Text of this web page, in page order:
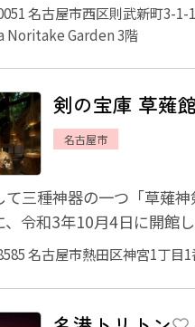
入したプラネタリウムドー
名古屋市西区則武新町3-1-
Noritake Garden 3階
剣の宝庫 草薙
名古屋市
て三種神器の一つ「草薙
、令和3年10月4日に開館
熱田神宮が所蔵する約
名古屋市熱田区神宮1丁目